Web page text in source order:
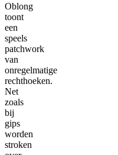
Oblong
toont
een
speels
patchwork
van
onregelmatige
rechthoeken.
Net
zoals
bij
gips
worden
stroken